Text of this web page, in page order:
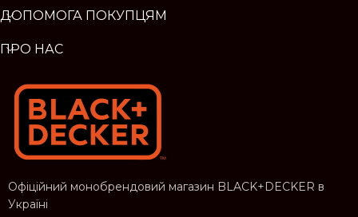
ДОПОМОГА ПОКУПЦЯМ
ПРО НАС
Офіційний монобрендовий магазин BLACK+DECKER в
Україні